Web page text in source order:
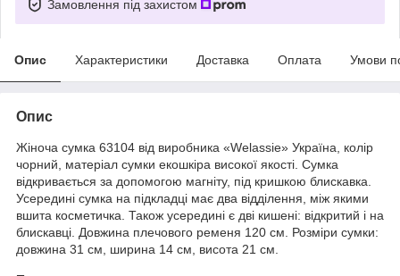
Замовлення під захистом
Опис Характеристики Доставка Оплата Умови
Опис
Жіноча сумка 63104 від виробника «Welassie» Україна, колір
чорний, матеріал сумки екошкіра високої якості. Сумка
відкривається за допомогою магніту, під кришкою блискавка.
Усередині сумка на підкладці має два відділення, між якими
вшита косметичка . Також усередині є дві кишені: відкритий і на
блискавці. Довжина плечового ременя 120 см. Розміри сумки:
довжина 31 см, ширина 14 см, висота 21 см.